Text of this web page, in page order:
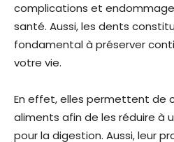
complications et
santé. Aussi, les dents
fondamental à préserver
votre vie.
En effet, elles permettent de
aliments afin de les réduire à
pour la digestion. Aussi, leur